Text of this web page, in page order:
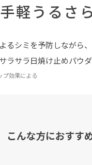
軽うるさ
るシミを予防しながら
ラサラ日焼け止めパウ
効果による
こんな方におすす